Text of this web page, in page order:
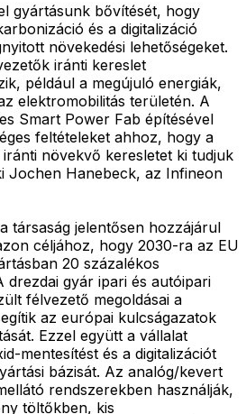
gyártásunk bővítését, hogy
és a digitalizáció
növekedési lehetőségeket.
iránti kereslet
például a megújuló energiák,
elektromobilitás területén. A
Smart Power Fab építésével
feltételeket ahhoz, hogy a
növekvő keresletet ki tudjuk
Jochen Hanebeck, az Infineon
társaság jelentősen hozzájárul
céljához, hogy 2030-ra az EU
20 százalékos
drezdai gyár ipari és autóipari
félvezető megoldásai a
az európai kulcságazatok
Ezzel együtt a vállalat
mentesítést és a digitalizációt
bázisát. Az analóg/kevert
rendszerekben használják,
töltőkben, kis